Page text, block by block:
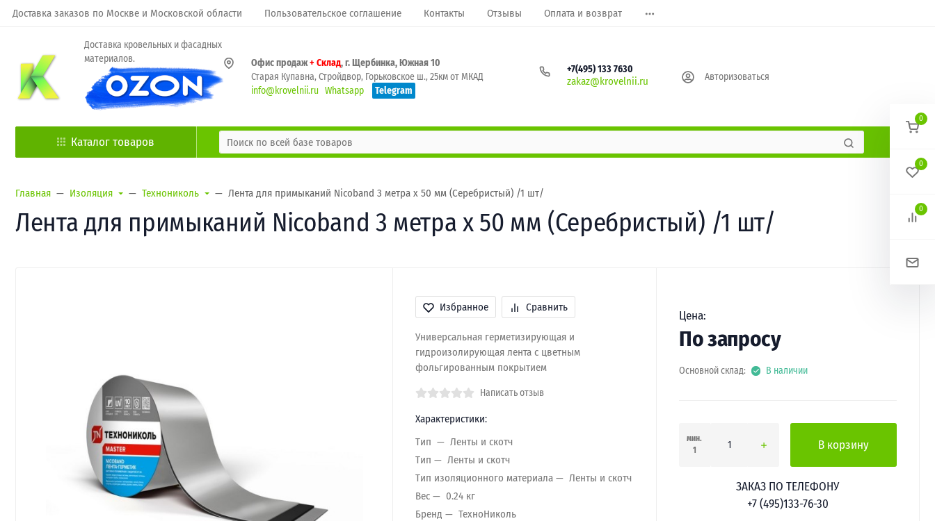
Доставка заказов по Москве и Московской области Пользовательское соглашение Контакты Отзывы Оплата и возврат
Доставка кровельных и фасадных
материалов.
Офис продаж+ Склад, г. Щербинка, Южная 10
Старая Купавна, Стройдвор, Горьковское ш., 25км от МКАД
info@krovelnii.ru Whatsapp Telegram
+7(495) 133 7630
zakaz@krovelnii.ru Авторизоваться
Каталог товаров
Главная Изоляция Технониколь Лента для примыканий Nicoband 3 метра х 50 мм (Серебристый) /1 шт/
Лента для примыканий Nicoband 3 метра х 50 мм (Серебристый) /1 шт/
Избранное Сравнить
Универсальная герметизирующая и
гидроизолирующая лента с цветным
фольгированным покрытием
Написать отзыв
Характеристики:
Тип
Ленты и скотч
Тип
Ленты и скотч
Тип изоляционного материала
Ленты и скотч
Вес
0.24 кг
Бренд
ТехноНиколь
Цена:
По запросу
Основной склад: В наличии
мин.
1
В корзину
ЗАКАЗ ПО ТЕЛЕФОНУ
+7 (495)133-76-30
0
0
0